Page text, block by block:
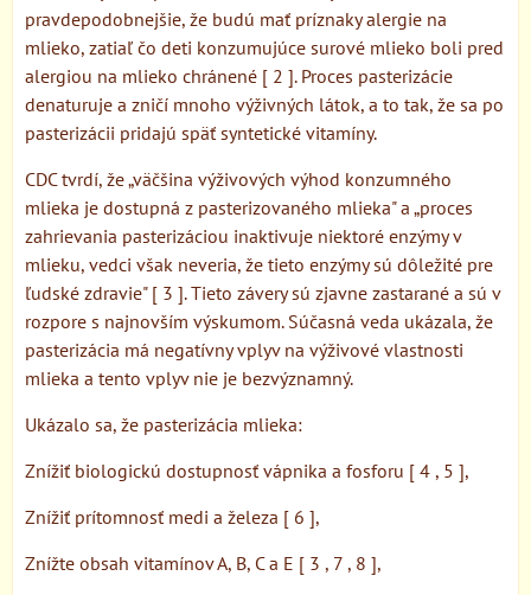
pravdepodobnejšie, že budú mať príznaky alergie na
mlieko, zatiaľ čo deti konzumujúce surové mlieko boli pred
alergiou na mlieko chránené [ 2 ]. Proces pasterizácie
denaturuje a zničí mnoho výživných látok, a to tak, že sa po
pasterizácii pridajú späť syntetické vitamíny.
CDC tvrdí, že „väčšina výživových výhod konzumného
mlieka je dostupná z pasterizovaného mlieka" a „proces
zahrievania pasterizáciou inaktivuje niektoré enzýmy v
mlieku, vedci však neveria, že tieto enzýmy sú dôležité pre
ľudské zdravie" [ 3 ]. Tieto závery sú zjavne zastarané a sú v
rozpore s najnovším výskumom. Súčasná veda ukázala, že
pasterizácia má negatívny vplyv na výživové vlastnosti
mlieka a tento vplyv nie je bezvýznamný.
Ukázalo sa, že pasterizácia mlieka:
Znížiť biologickú dostupnosť vápnika a fosforu [ 4 , 5 ],
Znížiť prítomnosť medi a železa [ 6 ],
Znížte obsah vitamínov A, B, C a E [ 3 , 7 , 8 ],